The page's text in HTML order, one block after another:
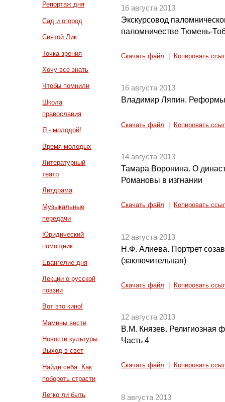
Репортаж дня
Сад и огород
Святой Лик
Точка зрения
Хочу все знать
Чтобы помнили
Школа
православия
Я - молодой!
Время молодых
Литературный
театр
Литдрама
Музыкальные
передачи
Юридический
помощник
Евангелие дня
Лекции о русской
поэзии
Вот это кино!
Мамины вести
Новости культуры.
Выход в свет
Найди себя. Как
побороть страсти
Легко ли быть
16 августа 2013
Экскурсовод
паломничестве Тюмень-
Скачать файл Копировать
16 августа 2013
Владимир Ляпин. Реформы
Скачать файл Копировать
14 августа 2013
Тамара Воронина. О
Романовы в изгнании
Скачать файл Копировать
12 августа 2013
Н.Ф. Алиева. Портрет
(заключительная)
Скачать файл Копировать
12 августа 2013
В.М. Князев. Религиозная
Часть 4
Скачать файл Копировать
8 августа 2013